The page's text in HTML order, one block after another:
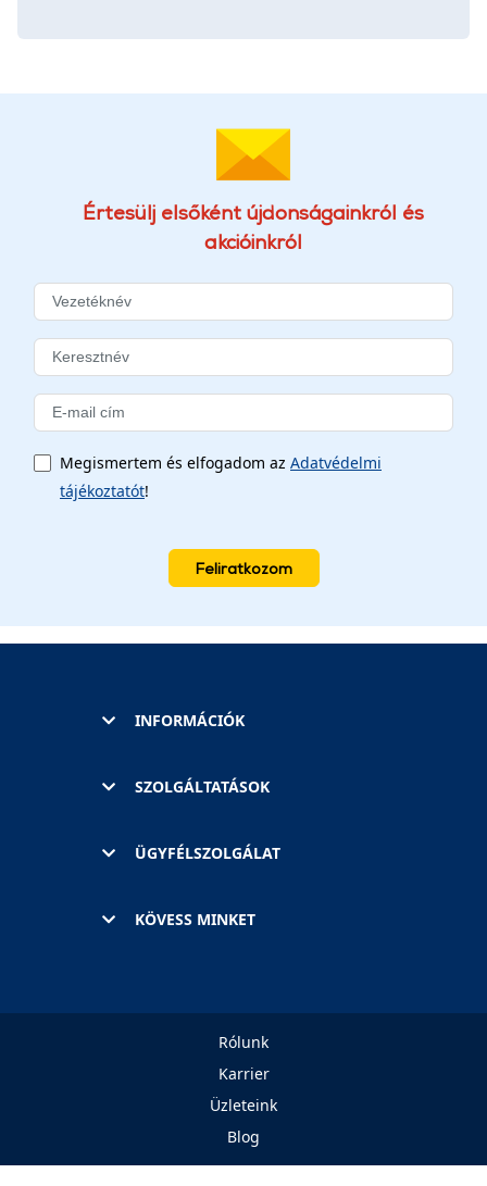
Értesülj elsőként újdonságainkról és
akcióinkról
Megismertem és elfogadom az Adatvédelmi
tájékoztatót!
Feliratkozom
INFORMÁCIÓK
SZOLGÁLTATÁSOK
ÜGYFÉLSZOLGÁLAT
KÖVESS MINKET
Rólunk
Karrier
Üzleteink
Blog